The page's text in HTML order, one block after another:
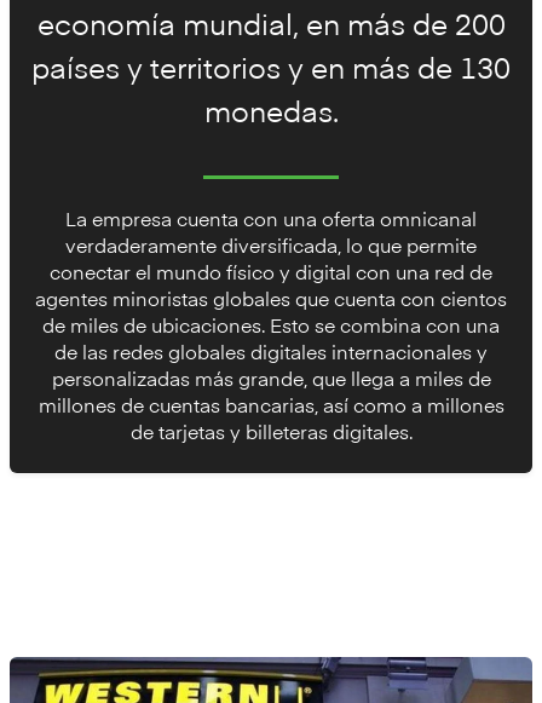
economía mundial, en más de 200
países y territorios y en más de 130
monedas.
La empresa cuenta con una oferta omnicanal
verdaderamente diversificada, lo que permite
conectar el mundo físico y digital con una red de
agentes minoristas globales que cuenta con cientos
de miles de ubicaciones. Esto se combina con una
de las redes globales digitales internacionales y
personalizadas más grande, que llega a miles de
millones de cuentas bancarias, así como a millones
de tarjetas y billeteras digitales.